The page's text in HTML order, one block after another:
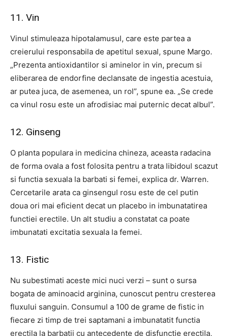
11. Vin
Vinul stimuleaza hipotalamusul, care este partea a
creierului responsabila de apetitul sexual, spune Margo.
„Prezenta antioxidantilor si aminelor in vin, precum si
eliberarea de endorfine declansate de ingestia acestuia,
ar putea juca, de asemenea, un rol”, spune ea. „Se crede
ca vinul rosu este un afrodisiac mai puternic decat albul”.
12. Ginseng
O planta populara in medicina chineza, aceasta radacina
de forma ovala a fost folosita pentru a trata libidoul scazut
si functia sexuala la barbati si femei, explica dr. Warren.
Cercetarile arata ca ginsengul rosu este de cel putin
doua ori mai eficient decat un placebo in imbunatatirea
functiei erectile. Un alt studiu a constatat ca poate
imbunatati excitatia sexuala la femei.
13. Fistic
Nu subestimati aceste mici nuci verzi – sunt o sursa
bogata de aminoacid arginina, cunoscut pentru cresterea
fluxului sanguin. Consumul a 100 de grame de fistic in
fiecare zi timp de trei saptamani a imbunatatit functia
erectila la barbatii cu antecedente de disfunctie erectila,